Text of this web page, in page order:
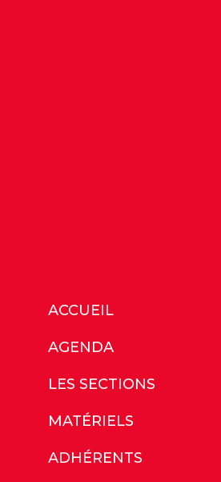
ACCUEIL
AGENDA
LES SECTIONS
MATÉRIELS
ADHÉRENTS